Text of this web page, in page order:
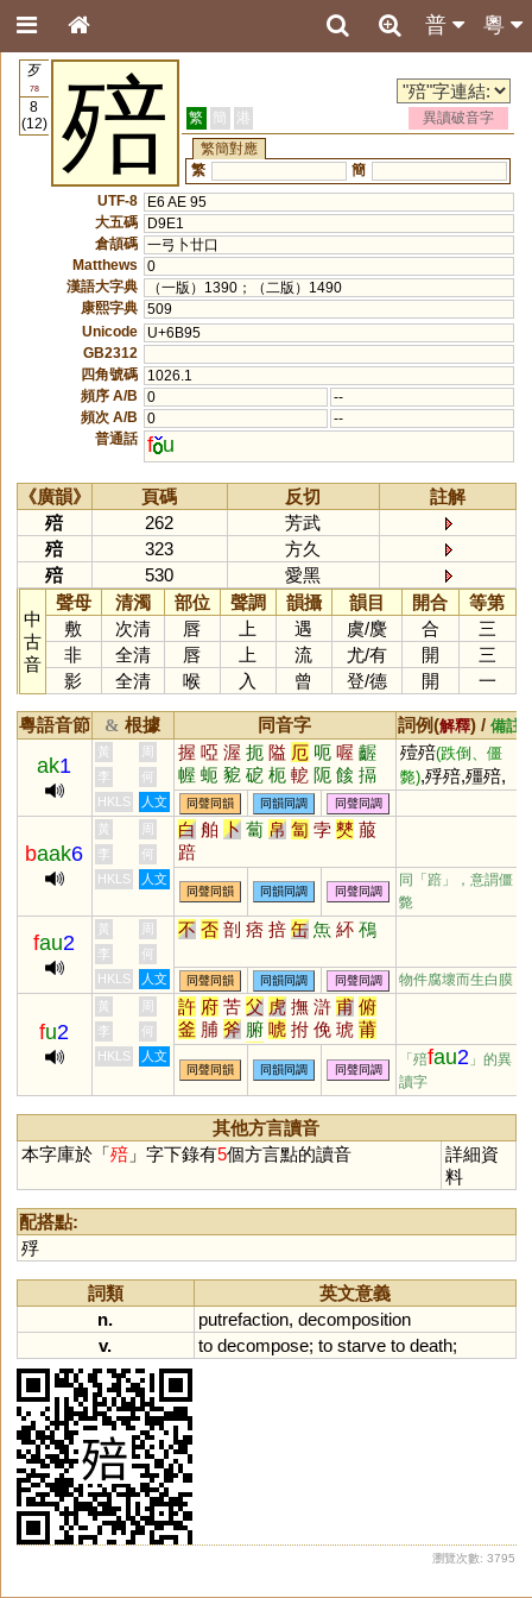
粵
普
歹
78
8
(12)
殕 繁 簡 港
異讀破音字
繁簡對應
繁
簡
UTF-8
E6 AE 95
大五碼
D9E1
倉頡碼 一弓卜廿口
Matthews
0
漢語大字典
（一版）1390；（二版）1490
康熙字典 509
Unicode
U+6B95
GB2312
四角號碼
1026.1
頻序 A/B
0
--
頻次 A/B
0
--
普通話 f u
《廣韻》 頁碼 反切
註解
殕
262
芳武
殕
323
方久
殕
530 愛黑
中
古
音
聲母 清濁 部位 聲調 韻攝 韻目 開合
等第
敷
次清 唇 上 遇 虞/麌 合
三
非
全清 唇 上 流 尤/有 開
三
影
全清 喉 入 曾 登/德 開 一
粵語音節 & 根據 同音字 詞例(解釋) / 備註
ak1
黃 周 握 啞 渥 扼 隘 厄 呃 喔 齷
幄 蚅 豟 砨 枙 軶 阨 餩 搹
偓 搤 腛
殪殕(跌倒、僵
斃),殍殕,殭殕,
李
何
HKLS
人文 同聲同韻 同韻同調 同聲同調
baak6
黃 周 白 舶 卜 蔔 帛 匐 孛 僰 菔
踣
李
何
HKLS
人文
同聲同韻 同韻同調 同聲同調
同「 踣 」，意謂僵
斃
fau2
黃 周 不 否 剖 痞 掊 缶 缹 紑 鴀
李
何
HKLS
人文 同聲同韻 同韻同調 同聲同調 物件腐壞而生白膜
fu2
黃 周 許 府 苦 父 虎 撫 滸 甫 俯
釜 脯 斧 腑 唬 拊 俛 琥 莆
嘸 蜅 軵 郙 弣
李
何
HKLS
人文
同聲同韻 同韻同調 同聲同調
「殕fau2 」的異
讀字
其他方言讀音
本字庫於「殕」字下錄有5個方言點的讀音
詳細資
料
配搭點:
殍
詞類
英文意義
n.
putrefaction, decomposition
v.
to decompose; to starve to death;
瀏覽次數: 3795